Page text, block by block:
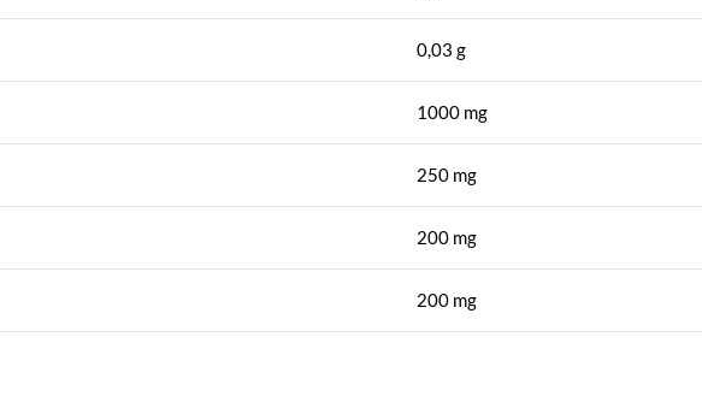
0,03 g
1000 mg
250 mg
200 mg
200 mg